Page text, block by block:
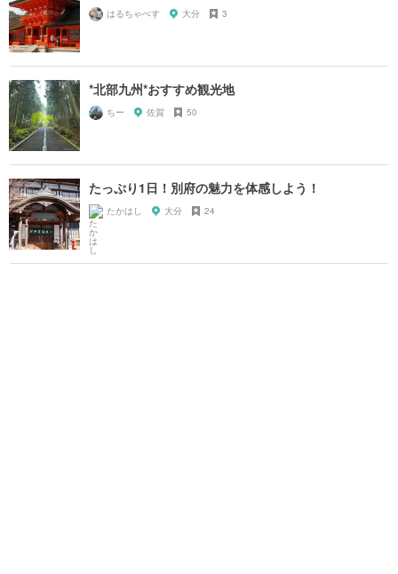
はるちゃぺす 大分 3
*北部九州*おすすめ観光地
ちー 佐賀 50
たっぷり1日！別府の魅力を体感しよう！
たかはし 大分 24